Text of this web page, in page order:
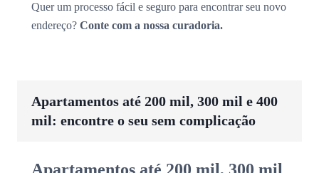
Quer um processo fácil e seguro para encontrar seu novo
endereço? Conte com a nossa curadoria.
Apartamentos até 200 mil, 300 mil e 400
mil: encontre o seu sem complicação